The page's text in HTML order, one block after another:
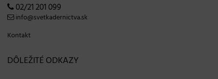
02/21 201 099
info@svetkadernictva.sk
Kontakt
DÔLEŽITÉ ODKAZY